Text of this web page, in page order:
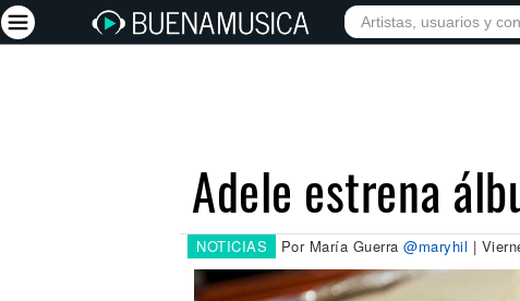
INICIO ARTISTAS
Adele estrena
NOTICIAS Por María Guerra @maryhil |